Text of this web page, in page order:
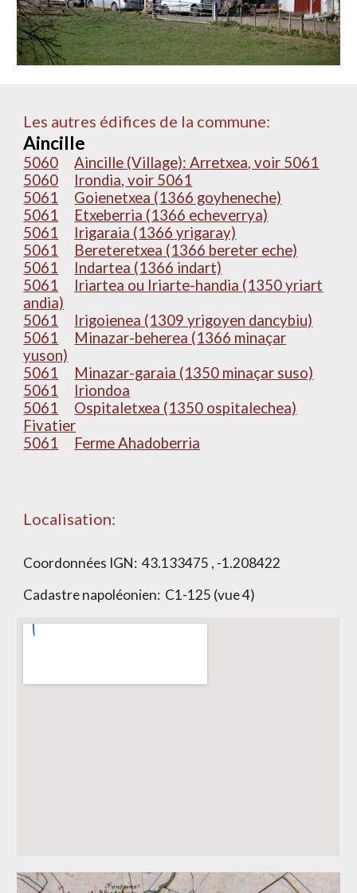
Les autres édifices de la commune:
Aincille
5060
Aincille (Village): Arretxea, voir 5061
5060
Irondia, voir 5061
5061
Goienetxea (1366 goyheneche)
5061
Etxeberria (1366 echeverrya)
5061
Irigaraia (1366 yrigaray)
5061
Bereteretxea (1366 bereter eche)
5061
Indartea (1366 indart)
5061
Iriartea ou Iriarte-handia (1350 yriart
andia)
5061
Irigoienea (1309 yrigoyen dancybiu)
5061
Minazar-beherea (1366 minaçar
yuson)
5061
Minazar-garaia (1350 minaçar suso)
5061
Iriondoa
5061
Ospitaletxea (1350 ospitalechea)
Fivatier
5061
Ferme Ahadoberria
Localisation:
Coordonnées IGN: 43.133475 , -1.208422
Cadastre napoléonien: C1-125 (vue 4)